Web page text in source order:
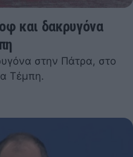
και δακρυγόνα
στην Πάτρα, στο
Τέμπη.